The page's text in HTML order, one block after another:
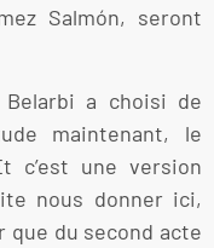
Salmón, seront
a choisi de
maintenant, le
c’est une version
nous donner ici,
que du second acte